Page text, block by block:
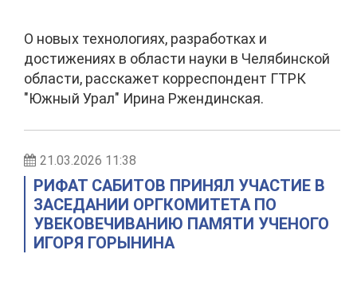
О новых технологиях, разработках и
достижениях в области науки в Челябинской
области, расскажет корреспондент ГТРК
"Южный Урал" Ирина Ржендинская.
21.03.2026 11:38
РИФАТ САБИТОВ ПРИНЯЛ УЧАСТИЕ В
ЗАСЕДАНИИ ОРГКОМИТЕТА ПО
УВЕКОВЕЧИВАНИЮ ПАМЯТИ УЧЕНОГО
ИГОРЯ ГОРЫНИНА